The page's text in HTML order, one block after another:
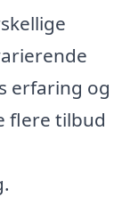
erfaring og
flere tilbud